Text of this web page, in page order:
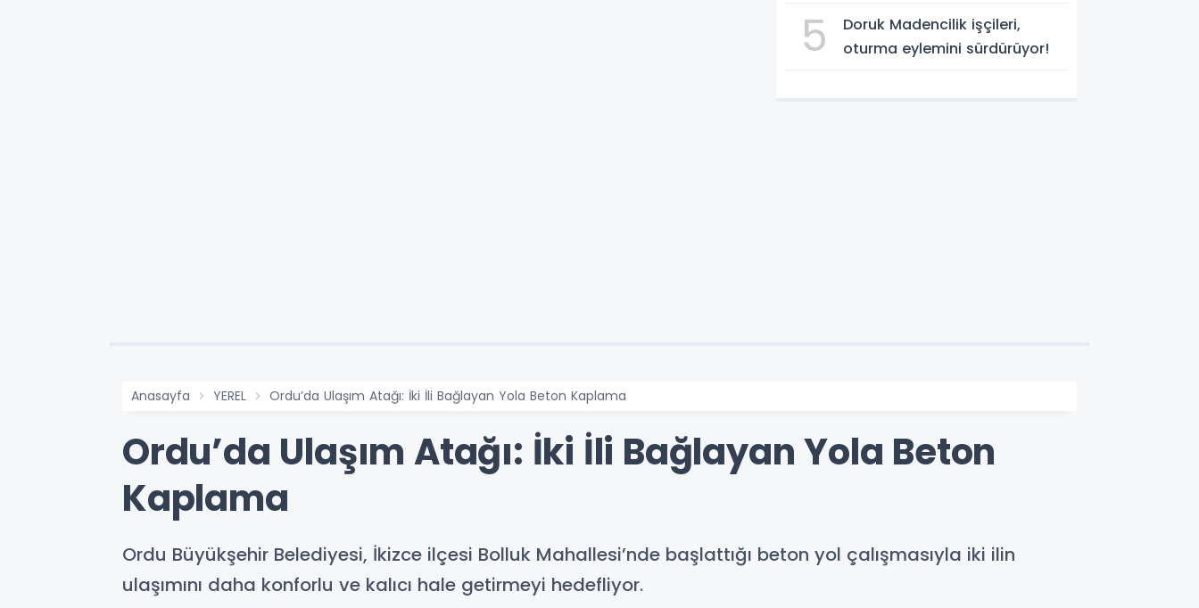
594 TL. bağış
5
Doruk Madencilik işçileri,
oturma eylemini sürdürüyor!
Anasayfa YEREL Ordu’da Ulaşım Atağı: İki İli Bağlayan Yola Beton Kaplama
Ordu’da Ulaşım Atağı: İki İli Bağlayan Yola Beton
Kaplama
Ordu Büyükşehir Belediyesi, İkizce ilçesi Bolluk Mahallesi’nde başlattığı beton yol çalışmasıyla iki ilin
ulaşımını daha konforlu ve kalıcı hale getirmeyi hedefliyor.